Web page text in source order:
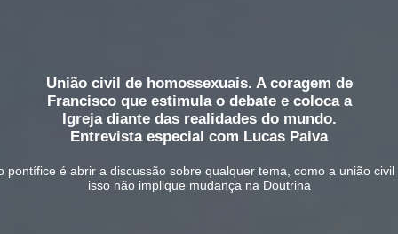
União civil de homossexuais. A coragem de
Francisco que estimula o debate e coloca a
Igreja diante das realidades do mundo.
Entrevista especial com Lucas Paiva
pontífice é abrir a discussão sobre qualquer tema, como a união
isso não implique mudança na Doutrina